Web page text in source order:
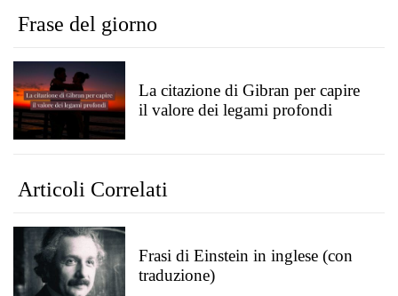
Frase del giorno
La citazione di Gibran per capire
il valore dei legami profondi
Articoli Correlati
Frasi di Einstein in inglese (con
traduzione)